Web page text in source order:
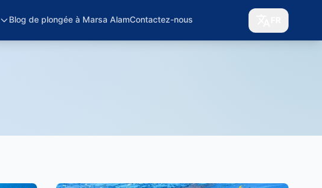
Blog de plongée à Marsa AlamContactez-nous